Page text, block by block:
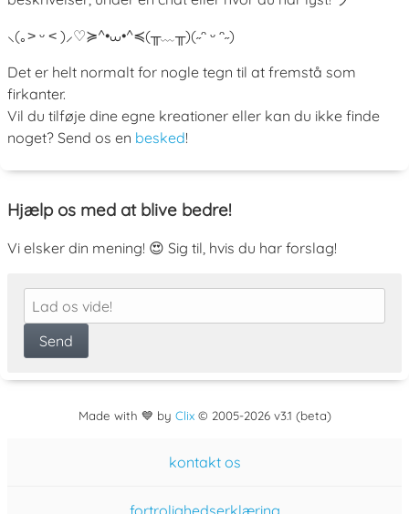
⸜(｡˃ ᵕ ˂ )⸝♡≽^•⩊•^≼(╥﹏╥)(˶ᵔ ᵕ ᵔ˶)
Det er helt normalt for nogle tegn til at fremstå som
firkanter.
Vil du tilføje dine egne kreationer eller kan du ikke finde
noget? Send os en besked!
Hjælp os med at blive bedre!
Vi elsker din mening! 😍 Sig til, hvis du har forslag!
Made with 💙 by Clix© 2005-2026 v3.1 (beta)
kontakt os